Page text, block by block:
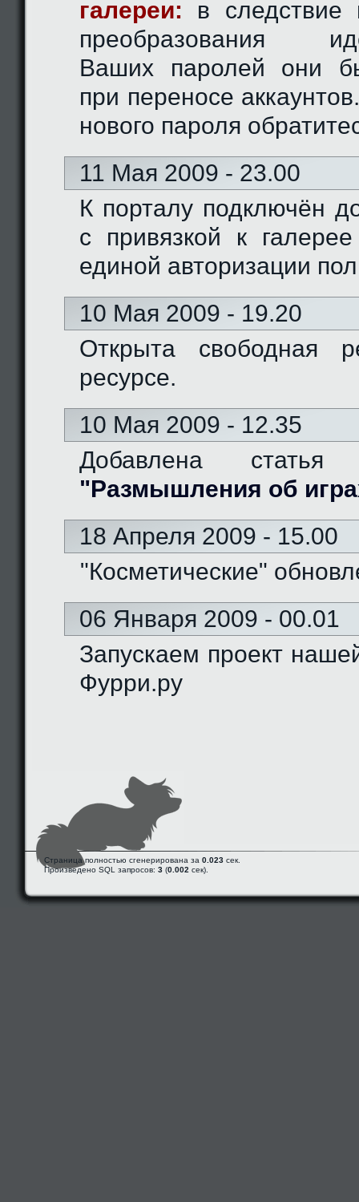
галереи: в следствие
преобразования
Ваших паролей они
при переносе
нового пароля
11 Мая 2009 - 23.00
К порталу подключён
с привязкой к
единой авторизации
10 Мая 2009 - 19.20
Открыта свободная
ресурсе.
10 Мая 2009 - 12.35
Добавлена
"Размышления об
18 Апреля 2009 - 15.00
"Косметические"
06 Января 2009 - 00.01
Запускаем проект
Фурри.ру
Страница полностью сгенерирована за 0.023 сек.
Произведено SQL запросов: 3 (0.002 сек).